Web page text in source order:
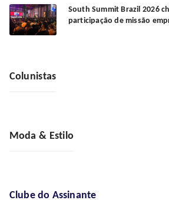
South Summit Brazil 2026
participação de missão
Colunistas
Moda & Estilo
Clube do Assinante